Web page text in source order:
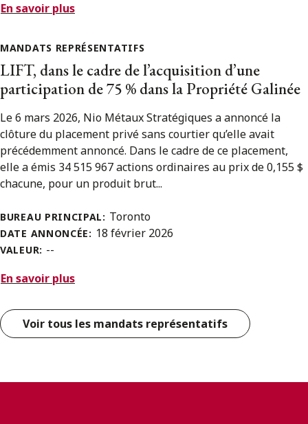
En savoir plus
MANDATS REPRÉSENTATIFS
LIFT, dans le cadre de l’acquisition d’une
participation de 75 % dans la Propriété Galinée
Le 6 mars 2026, Nio Métaux Stratégiques a annoncé la
clôture du placement privé sans courtier qu’elle avait
précédemment annoncé. Dans le cadre de ce placement,
elle a émis 34 515 967 actions ordinaires au prix de 0,155 $
chacune, pour un produit brut...
BUREAU PRINCIPAL: Toronto
DATE ANNONCÉE: 18 février 2026
VALEUR: --
En savoir plus
Voir tous les mandats représentatifs